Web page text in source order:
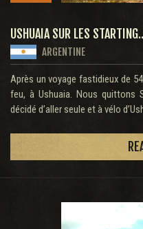
USHUAIA SUR LES
ARGENTINE
Après un voyage fastidieux de
feu, à Ushuaia. Nous quittons
décidé d’aller seule et à vélo